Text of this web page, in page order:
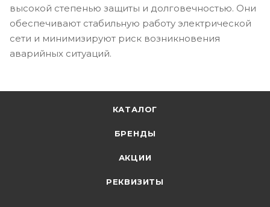
высокой степенью защиты и долговечностью. Они
обеспечивают стабильную работу электрической
сети и минимизируют риск возникновения
аварийных ситуаций.
КАТАЛОГ
БРЕНДЫ
АКЦИИ
РЕКВИЗИТЫ